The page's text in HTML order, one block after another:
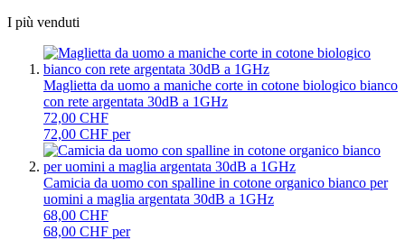
I più venduti
Maglietta da uomo a maniche corte in cotone biologico bianco
con rete argentata 30dB a 1GHz
72,00 CHF
72,00 CHF per
Camicia da uomo con spalline in cotone organico bianco per
uomini a maglia argentata 30dB a 1GHz
68,00 CHF
68,00 CHF per